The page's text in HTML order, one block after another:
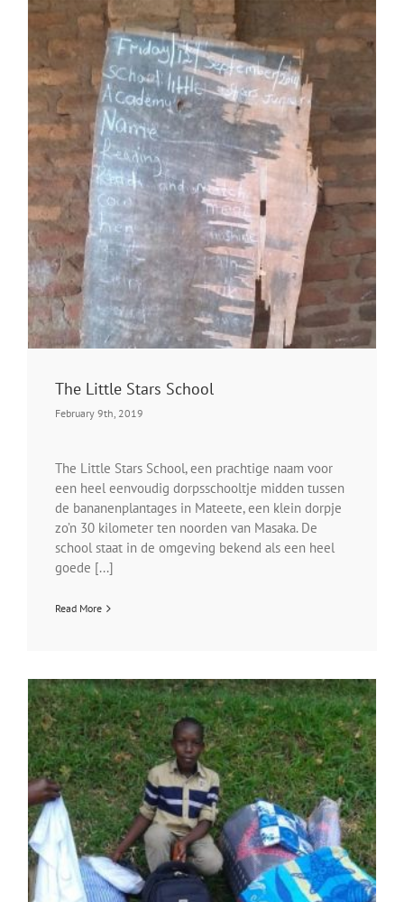
The Little Stars School
February 9th, 2019
The Little Stars School, een prachtige naam voor
een heel eenvoudig dorpsschooltje midden tussen
de bananenplantages in Mateete, een klein dorpje
zo’n 30 kilometer ten noorden van Masaka. De
school staat in de omgeving bekend als een heel
goede [...]
Read More